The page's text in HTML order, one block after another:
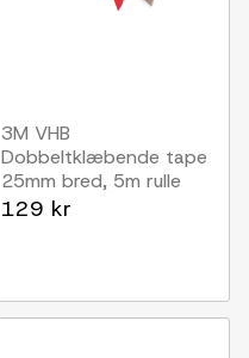
3M VHB
Dobbeltklæbende tape
25mm bred, 5m rulle
129 kr